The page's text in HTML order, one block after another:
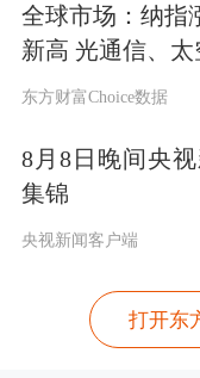
水平。从单
了多次上千手
为何一直备
日出现放量
布了一季报
14.83亿元，
润5.44亿元
全球市场：纳指
新高 光通信、
东方财富Choice数据
8月8日晚间央
集锦
央视新闻客户端
打开东